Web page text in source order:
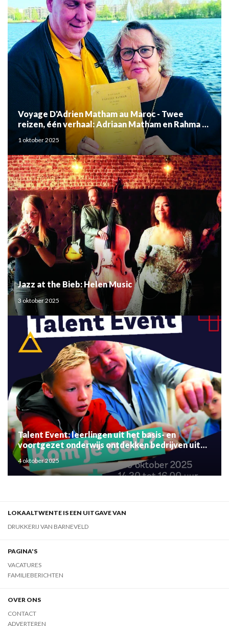
Voyage D'Adrien Matham au Maroc - Twee
reizen, één verhaal: Adriaan Matham en Rahma el
Mouden
1 oktober 2025
Jazz at the Bieb: Helen Music
3 oktober 2025
Talent Event: leerlingen uit het basis- en
voortgezet onderwijs ontdekken bedrijven uit
de regio
4 oktober 2025
LOKAALTWENTE IS EEN UITGAVE VAN
DRUKKERIJ VAN BARNEVELD
PAGINA'S
VACATURES
FAMILIEBERICHTEN
OVER ONS
CONTACT
ADVERTEREN